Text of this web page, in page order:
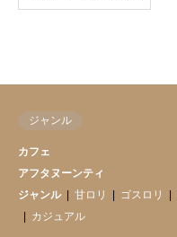
ジャンル
カフェ
アフタヌーンティ
ジャンル
甘ロリ ゴスロリ
カジュアル